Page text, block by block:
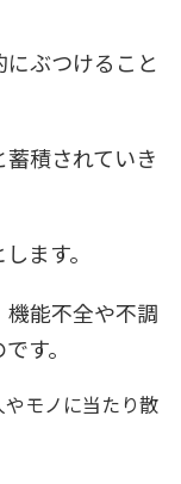
ぶつけること
積されていき
ます。
機能不全や不調
す。
やモノに当たり散